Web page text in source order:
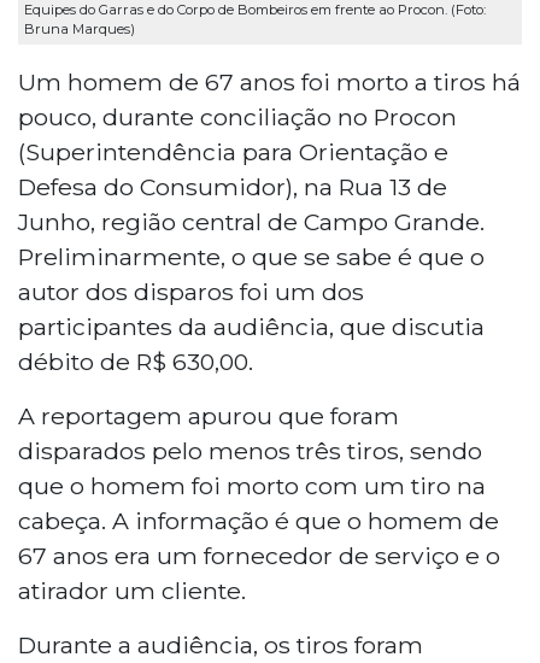
Equipes do Garras e do Corpo de Bombeiros em frente ao Procon. (Foto:
Bruna Marques)
Um homem de 67 anos foi morto a tiros há
pouco, durante conciliação no Procon
(Superintendência para Orientação e
Defesa do Consumidor), na Rua 13 de
Junho, região central de Campo Grande.
Preliminarmente, o que se sabe é que o
autor dos disparos foi um dos
participantes da audiência, que discutia
débito de R$ 630,00.
A reportagem apurou que foram
disparados pelo menos três tiros, sendo
que o homem foi morto com um tiro na
cabeça. A informação é que o homem de
67 anos era um fornecedor de serviço e o
atirador um cliente.
Durante a audiência, os tiros foram